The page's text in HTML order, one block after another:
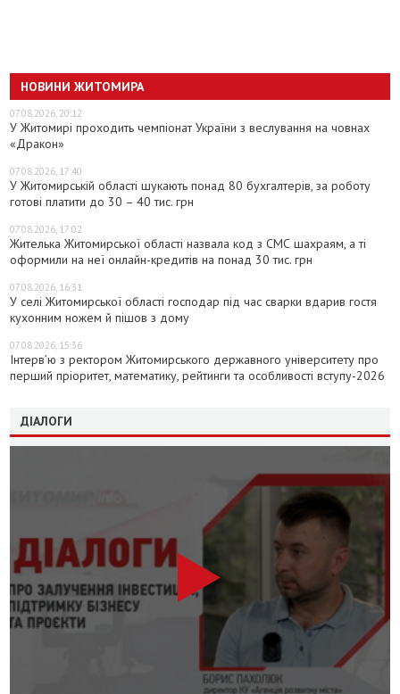
НОВИНИ ЖИТОМИРА
07.08.2026, 20:12
У Житомирі проходить чемпіонат України з веслування на човнах
«Дракон»
07.08.2026, 17:40
У Житомирській області шукають понад 80 бухгалтерів, за роботу
готові платити до 30 – 40 тис. грн
07.08.2026, 17:02
Жителька Житомирської області назвала код з СМС шахраям, а ті
оформили на неї онлайн-кредитів на понад 30 тис. грн
07.08.2026, 16:31
У селі Житомирської області господар під час сварки вдарив гостя
кухонним ножем й пішов з дому
07.08.2026, 15:36
Інтерв’ю з ректором Житомирського державного університету про
перший пріоритет, математику, рейтинги та особливості вступу-2026
ДІАЛОГИ